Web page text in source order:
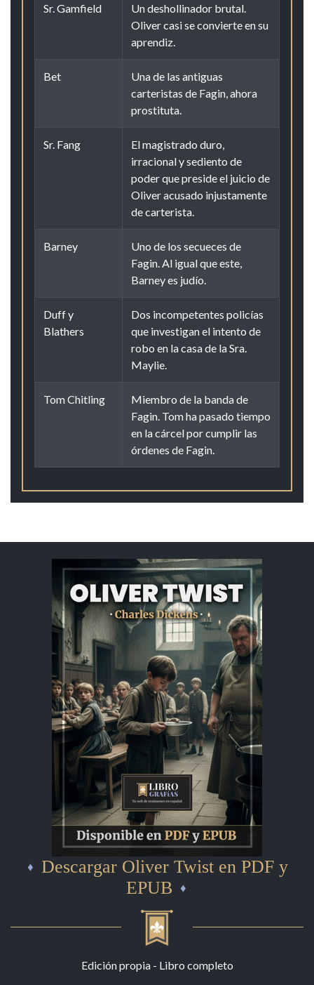
Sr. Gamfield
Un deshollinador brutal.
Oliver casi se convierte en su
aprendiz.
Bet
Una de las antiguas
carteristas de Fagin, ahora
prostituta.
Sr. Fang
El magistrado duro,
irracional y sediento de
poder que preside el juicio de
Oliver acusado injustamente
de carterista.
Barney
Uno de los secueces de
Fagin. Al igual que este,
Barney es judío.
Duff y
Blathers
Dos incompetentes policías
que investigan el intento de
robo en la casa de la Sra.
Maylie.
Tom Chitling
Miembro de la banda de
Fagin. Tom ha pasado tiempo
en la cárcel por cumplir las
órdenes de Fagin.
Descargar Oliver Twist en PDF y
EPUB
Edición propia - Libro completo